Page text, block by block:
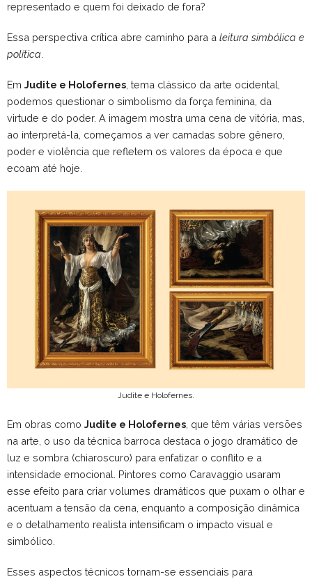
representado e quem foi deixado de fora?
Essa perspectiva crítica abre caminho para a leitura simbólica e
política
Em Judite e Holofernes , tema clássico da arte ocidental,
podemos questionar o simbolismo da força feminina, da
virtude e do poder. A imagem mostra uma cena de vitória, mas,
ao interpretá-la, começamos a ver camadas sobre gênero,
poder e violência que refletem os valores da época e que
ecoam até hoje.
Judite e Holofernes.
Em obras como Judite e Holofernes, que têm várias versões
na arte, o uso da técnica barroca destaca o jogo dramático de
luz e sombra (chiaroscuro) para enfatizar o conflito e a
intensidade emocional. Pintores como Caravaggio usaram
esse efeito para criar volumes dramáticos que puxam o olhar e
acentuam a tensão da cena, enquanto a composição dinâmica
e o detalhamento realista intensificam o impacto visual e
simbólico.
Esses aspectos técnicos tornam-se essenciais para